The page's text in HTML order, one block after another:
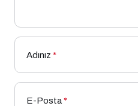
Adınız *
E-Posta*